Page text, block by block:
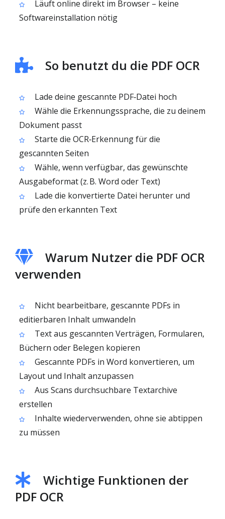
Läuft online direkt im Browser – keine
Softwareinstallation nötig
So benutzt du die PDF OCR
Lade deine gescannte PDF‑Datei hoch
Wähle die Erkennungssprache, die zu deinem
Dokument passt
Starte die OCR‑Erkennung für die
gescannten Seiten
Wähle, wenn verfügbar, das gewünschte
Ausgabeformat (z. B. Word oder Text)
Lade die konvertierte Datei herunter und
prüfe den erkannten Text
Warum Nutzer die PDF OCR
verwenden
Nicht bearbeitbare, gescannte PDFs in
editierbaren Inhalt umwandeln
Text aus gescannten Verträgen, Formularen,
Büchern oder Belegen kopieren
Gescannte PDFs in Word konvertieren, um
Layout und Inhalt anzupassen
Aus Scans durchsuchbare Textarchive
erstellen
Inhalte wiederverwenden, ohne sie abtippen
zu müssen
Wichtige Funktionen der
PDF OCR